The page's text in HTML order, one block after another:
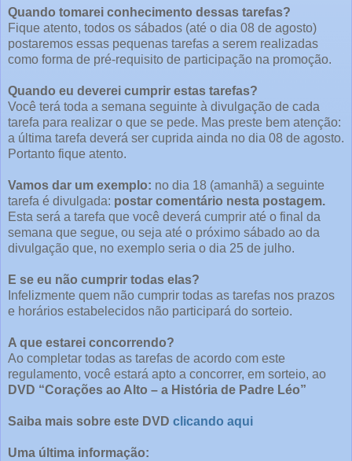
Quando tomarei conhecimento dessas tarefas?
Fique atento, todos os sábados (até o dia 08 de agosto)
postaremos essas pequenas tarefas a serem realizadas
como forma de pré-requisito de participação na promoção.
Quando eu deverei cumprir estas tarefas?
Você terá toda a semana seguinte à divulgação de cada
tarefa para realizar o que se pede. Mas preste bem atenção:
a última tarefa deverá ser cuprida ainda no dia 08 de agosto.
Portanto fique atento.
Vamos dar um exemplo: no dia 18 (amanhã) a seguinte
tarefa é divulgada: postar comentário nesta postagem.
Esta será a tarefa que você deverá cumprir até o final da
semana que segue, ou seja até o próximo sábado ao da
divulgação que, no exemplo seria o dia 25 de julho.
E se eu não cumprir todas elas?
Infelizmente quem não cumprir todas as tarefas nos prazos
e horários estabelecidos não participará do sorteio.
A que estarei concorrendo?
Ao completar todas as tarefas de acordo com este
regulamento, você estará apto a concorrer, em sorteio, ao
DVD “Corações ao Alto – a História de Padre Léo”
Saiba mais sobre este DVD clicando aqui
Uma última informação: